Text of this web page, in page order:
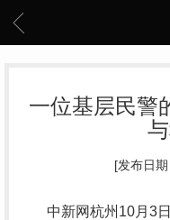
一位基层民警
[发布日
中新网杭州10月3日